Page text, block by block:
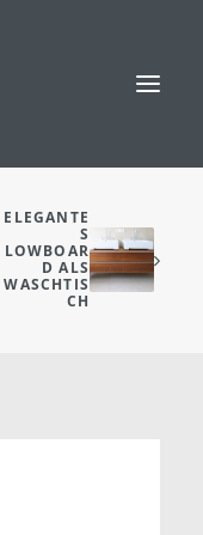
ELEGANTE
S
LOWBOAR
D ALS
WASCHTIS
CH